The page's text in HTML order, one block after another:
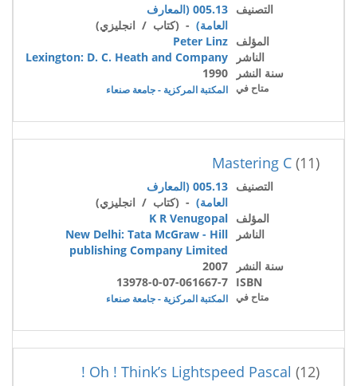
التصنيف
005.13 (المعارف
العامة) - (كتاب / انجليزي)
المؤلف Peter Linz
الناشر
Lexington: D. C. Heath and Company
سنة النشر
1990
متاح في المكتبة المركزية - جامعة صنعاء
(11)
Mastering C
التصنيف
005.13 (المعارف
العامة) - (كتاب / انجليزي)
المؤلف K R Venugopal
الناشر
New Delhi: Tata McGraw - Hill
publishing Company Limited
سنة النشر
2007
ISBN
13978-0-07-061667-7
متاح في المكتبة المركزية - جامعة صنعاء
(12)
Oh ! Think’s Lightspeed Pascal !